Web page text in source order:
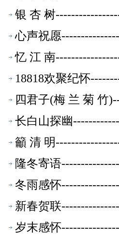
银 杏 树
心声祝愿
忆 江 南
18818欢聚纪怀
四君子(梅 兰 菊 竹
长白山探幽
籲 清 明
隆冬寄语
冬雨感怀
新春贺联
岁末感怀